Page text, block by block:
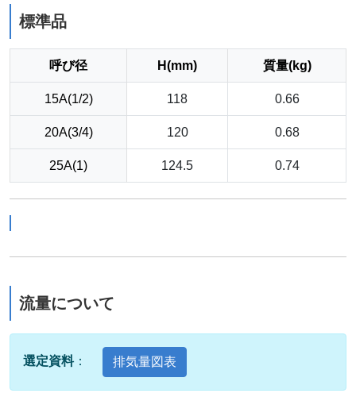
標準品
呼び径 H(mm) 質量(kg)
15A(1/2) 118 0.66
20A(3/4) 120 0.68
25A(1) 124.5 0.74
流量について
選定資料： 排気量図表